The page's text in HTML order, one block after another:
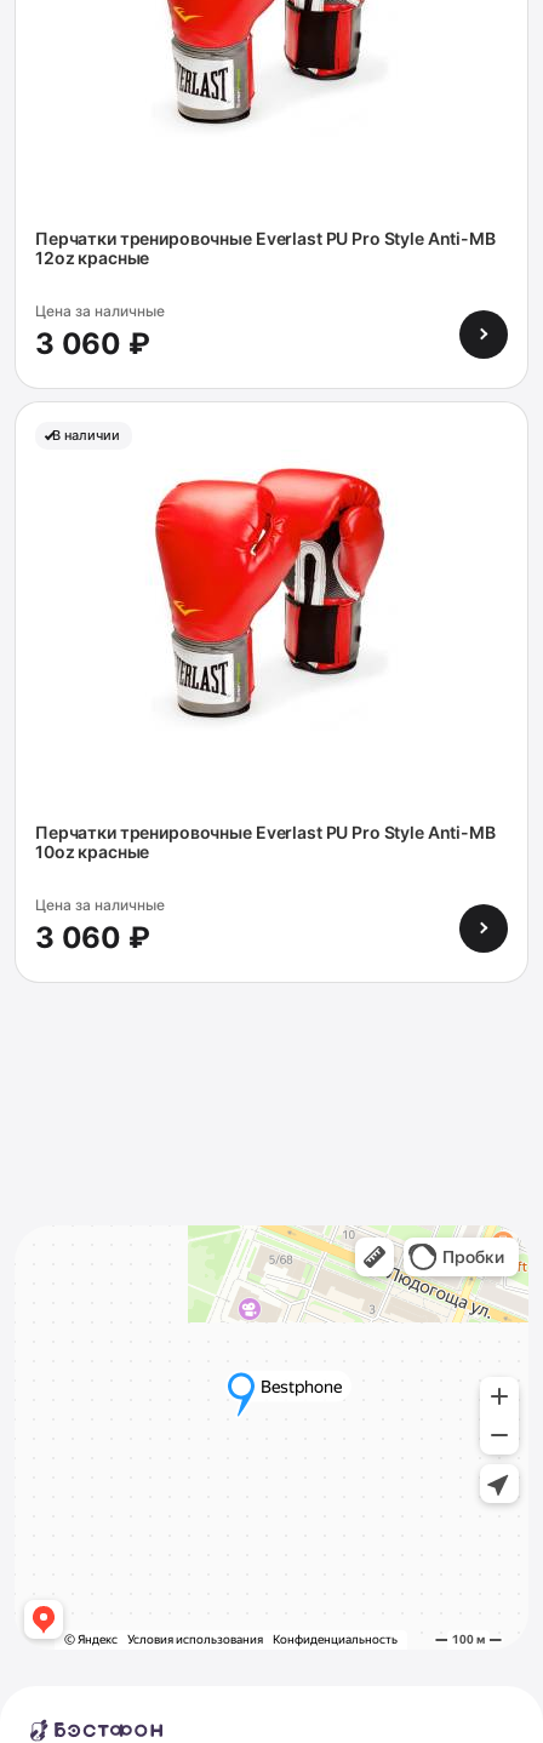
Перчатки тренировочные Everlast PU Pro Style Anti-MB
12oz красные
Цена за наличные
3 060 ₽
В наличии
Перчатки тренировочные Everlast PU Pro Style Anti-MB
10oz красные
Цена за наличные
3 060 ₽